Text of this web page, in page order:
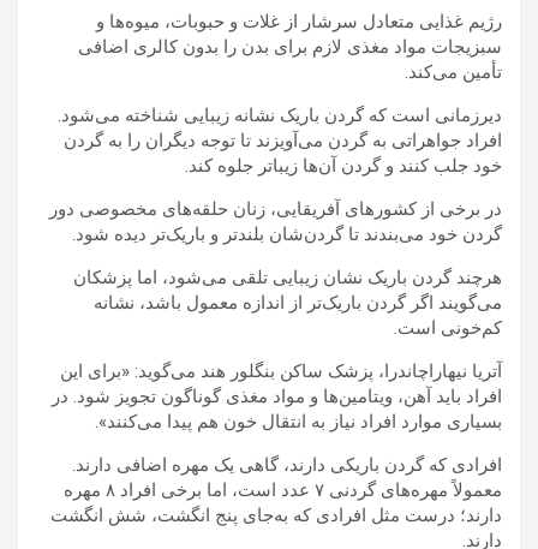
رژیم غذایی متعادل سرشار از غلات و حبوبات، میوه‌ها و
سبزیجات مواد مغذی لازم برای بدن را بدون کالری اضافی
تأمین می‌کند.
دیرزمانی است که گردن باریک نشانه زیبایی شناخته می‌شود.
افراد جواهراتی به گردن می‌آویزند تا توجه دیگران را به گردن
خود جلب کنند و گردن آن‌ها زیباتر جلوه کند.
در برخی از کشورهای آفریقایی، زنان حلقه‌های مخصوصی دور
گردن خود می‌بندند تا گردن‌شان بلندتر و باریک‌تر دیده شود.
هرچند گردن باریک نشان زیبایی تلقی می‌شود، اما پزشکان
می‌گویند اگر گردن باریک‌تر از اندازه معمول باشد، نشانه
کم‌خونی است.
آتریا نیهاراچاندرا، پزشک ساکن بنگلور هند می‌گوید: «برای این
افراد باید آهن، ویتامین‌ها و مواد مغذی گوناگون تجویز شود. در
بسیاری موارد افراد نیاز به انتقال خون هم پیدا می‌کنند».
افرادی که گردن باریکی دارند، گاهی یک مهره اضافی دارند.
معمولاً مهره‌های گردنی ۷ عدد است، اما برخی افراد ۸ مهره
دارند؛ درست مثل افرادی که به‌جای پنج انگشت، شش انگشت
دارند.